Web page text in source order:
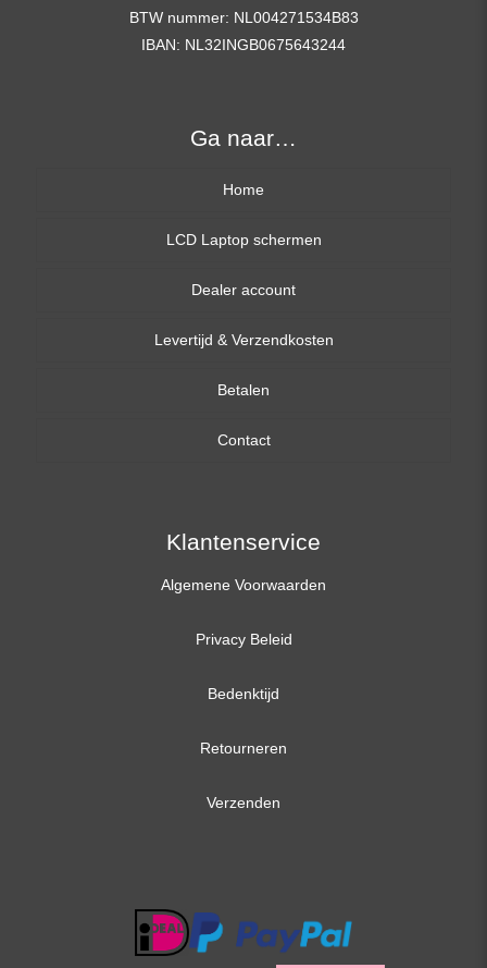
BTW nummer: NL004271534B83
IBAN: NL32INGB0675643244
Ga naar…
Home
LCD Laptop schermen
13,3 inch
14,0 inch
15,6 inch
17,3 inch
Dealer account
Levertijd & Verzendkosten
Betalen
Contact
Klantenservice
Algemene Voorwaarden
Privacy Beleid
Bedenktijd
Retourneren
Verzenden